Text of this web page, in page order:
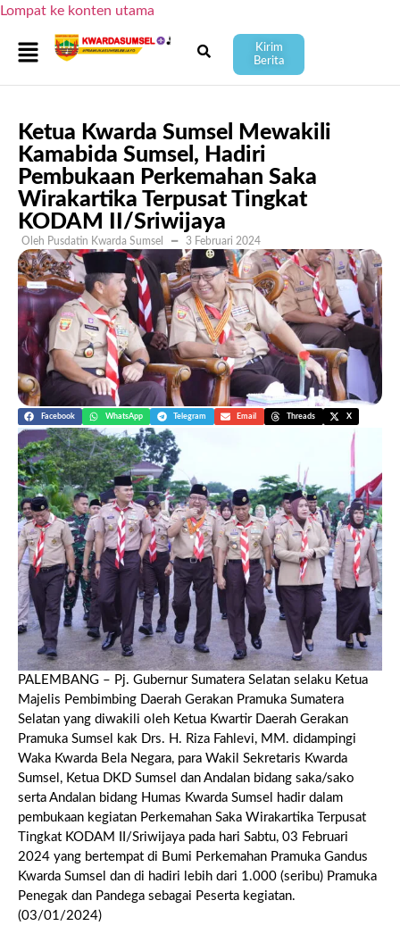
Lompat ke konten utama
Kirim
Berita
Ketua Kwarda Sumsel Mewakili
Kamabida Sumsel, Hadiri
Pembukaan Perkemahan Saka
Wirakartika Terpusat Tingkat
KODAM II/Sriwijaya
Oleh Pusdatin Kwarda Sumsel ━ 3 Februari 2024
Facebook WhatsApp Telegram Email Threads X
PALEMBANG – Pj. Gubernur Sumatera Selatan selaku Ketua
Majelis Pembimbing Daerah Gerakan Pramuka Sumatera
Selatan yang diwakili oleh Ketua Kwartir Daerah Gerakan
Pramuka Sumsel kak Drs. H. Riza Fahlevi, MM. didampingi
Waka Kwarda Bela Negara, para Wakil Sekretaris Kwarda
Sumsel, Ketua DKD Sumsel dan Andalan bidang saka/sako
serta Andalan bidang Humas Kwarda Sumsel hadir dalam
pembukaan kegiatan Perkemahan Saka Wirakartika Terpusat
Tingkat KODAM II/Sriwijaya pada hari Sabtu, 03 Februari
2024 yang bertempat di Bumi Perkemahan Pramuka Gandus
Kwarda Sumsel dan di hadiri lebih dari 1.000 (seribu) Pramuka
Penegak dan Pandega sebagai Peserta kegiatan.
(03/01/2024)